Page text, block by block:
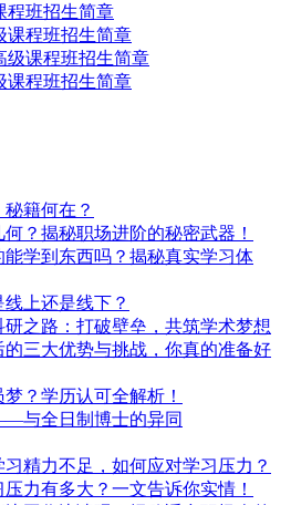
程班招生简章
课程班招生简章
级课程班招生简章
课程班招生简章
籍何在？
？揭秘职场进阶的秘密武器！
学到东西吗？揭秘真实学习体
上还是线下？
之路：打破壁垒，共筑学术梦想
三大优势与挑战，你真的准备好
？学历认可全解析！
与全日制博士的异同
精力不足，如何应对学习压力？
力有多大？一文告诉你实情！